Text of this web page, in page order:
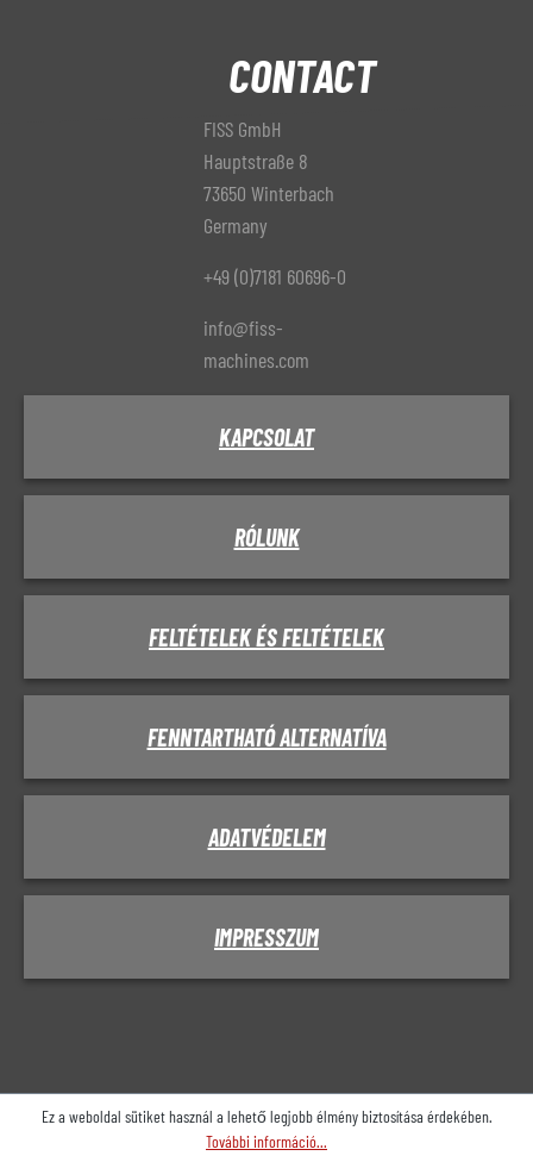
CONTACT
FISS GmbH
Hauptstraße 8
73650 Winterbach
Germany
+49 (0)7181 60696-0
info@fiss-
machines.com
KAPCSOLAT
RÓLUNK
FELTÉTELEK ÉS FELTÉTELEK
FENNTARTHATÓ ALTERNATÍVA
ADATVÉDELEM
IMPRESSZUM
Ez a weboldal sütiket használ a lehető legjobb élmény biztosítása érdekében.
További információ...